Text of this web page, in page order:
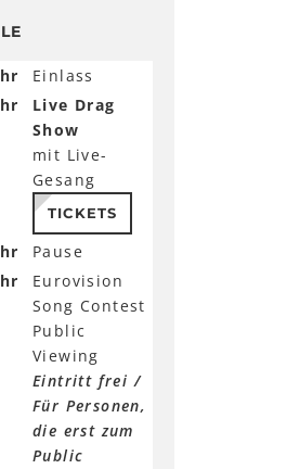
Einlass
Live Drag
Show
mit Live-
Gesang
TICKETS
Pause
Eurovision
Song Contest
Public
Viewing
Eintritt frei /
Für Personen,
die erst zum
Public